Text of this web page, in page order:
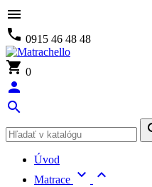

phone 0915 46 48 48
shopping_cart 0
person
search
Úvod
Matrace  